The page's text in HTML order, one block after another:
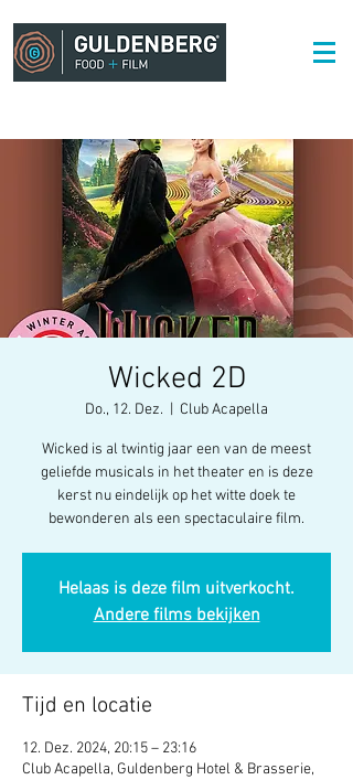
Wicked 2D
Do., 12. Dez. Club Acapella
Wicked is al twintig jaar een van de meest
geliefde musicals in het theater en is deze
kerst nu eindelijk op het witte doek te
bewonderen als een spectaculaire film.
Helaas is deze film uitverkocht.
Andere films bekijken
Tijd en locatie
12. Dez. 2024, 20:15 – 23:16
Club Acapella, Guldenberg Hotel & Brasserie,